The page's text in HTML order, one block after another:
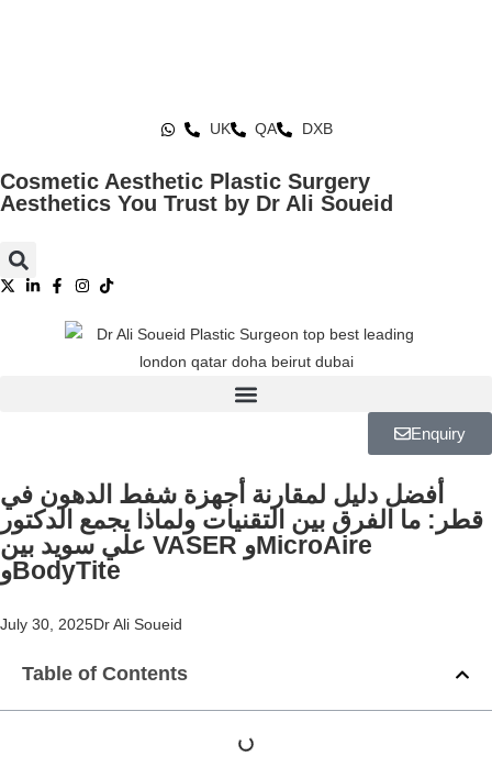
UK QA DXB
Cosmetic Aesthetic Plastic Surgery
Aesthetics You Trust by Dr Ali Soueid
Enquiry
أفضل دليل لمقارنة أجهزة شفط الدهون في
قطر: ما الفرق بين التقنيات ولماذا يجمع الدكتور
علي سويد بين VASER وMicroAire
وBodyTite
July 30, 2025Dr Ali Soueid
Table of Contents